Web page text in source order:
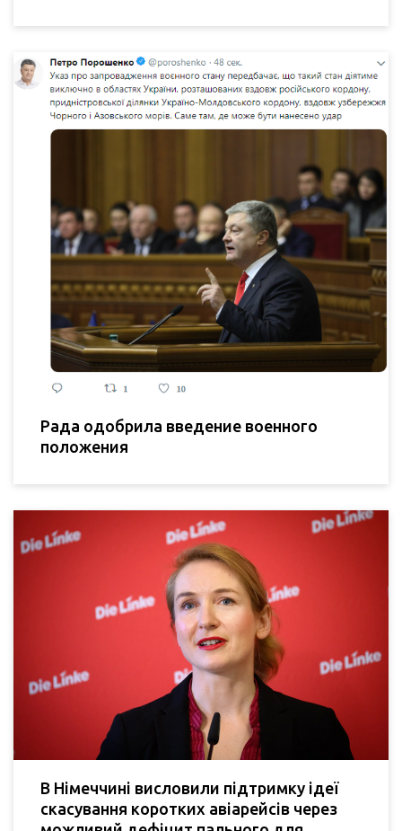
Рада одобрила введение военного
положения
В Німеччині висловили підтримку ідеї
скасування коротких авіарейсів через